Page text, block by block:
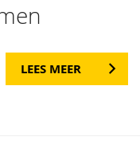
LEES MEER